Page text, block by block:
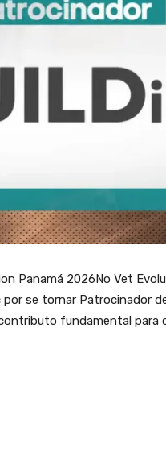
Panamá 2026No Vet
se tornar Patrocinador
fundamental